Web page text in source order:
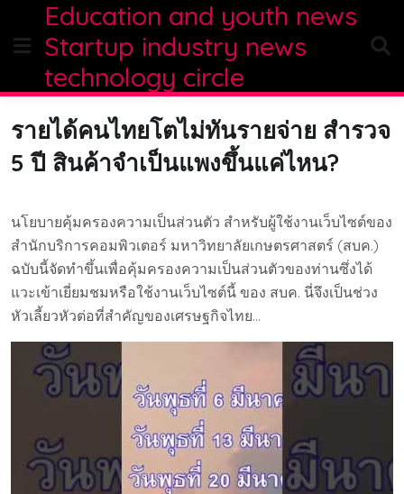
content
Education and youth news
Startup industry news
technology circle
รายได้คนไทยโตไม่ทันรายจ่าย สำรวจ
5 ปี สินค้าจำเป็นแพงขึ้นแค่ไหน?
นโยบายคุ้มครองความเป็นส่วนตัว สำหรับผู้ใช้งานเว็บไซต์ของ
สำนักบริการคอมพิวเตอร์ มหาวิทยาลัยเกษตรศาสตร์ (สบค.)
ฉบับนี้จัดทำขึ้นเพื่อคุ้มครองความเป็นส่วนตัวของท่านซึ่งได้
แวะเข้าเยี่ยมชมหรือใช้งานเว็บไซต์นี้ ของ สบค. นี่จึงเป็นช่วง
หัวเลี้ยวหัวต่อที่สำคัญของเศรษฐกิจไทย…